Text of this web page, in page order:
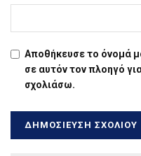
Αποθήκευσε το όνομά
σε αυτόν τον πλοηγό
σχολιάσω.